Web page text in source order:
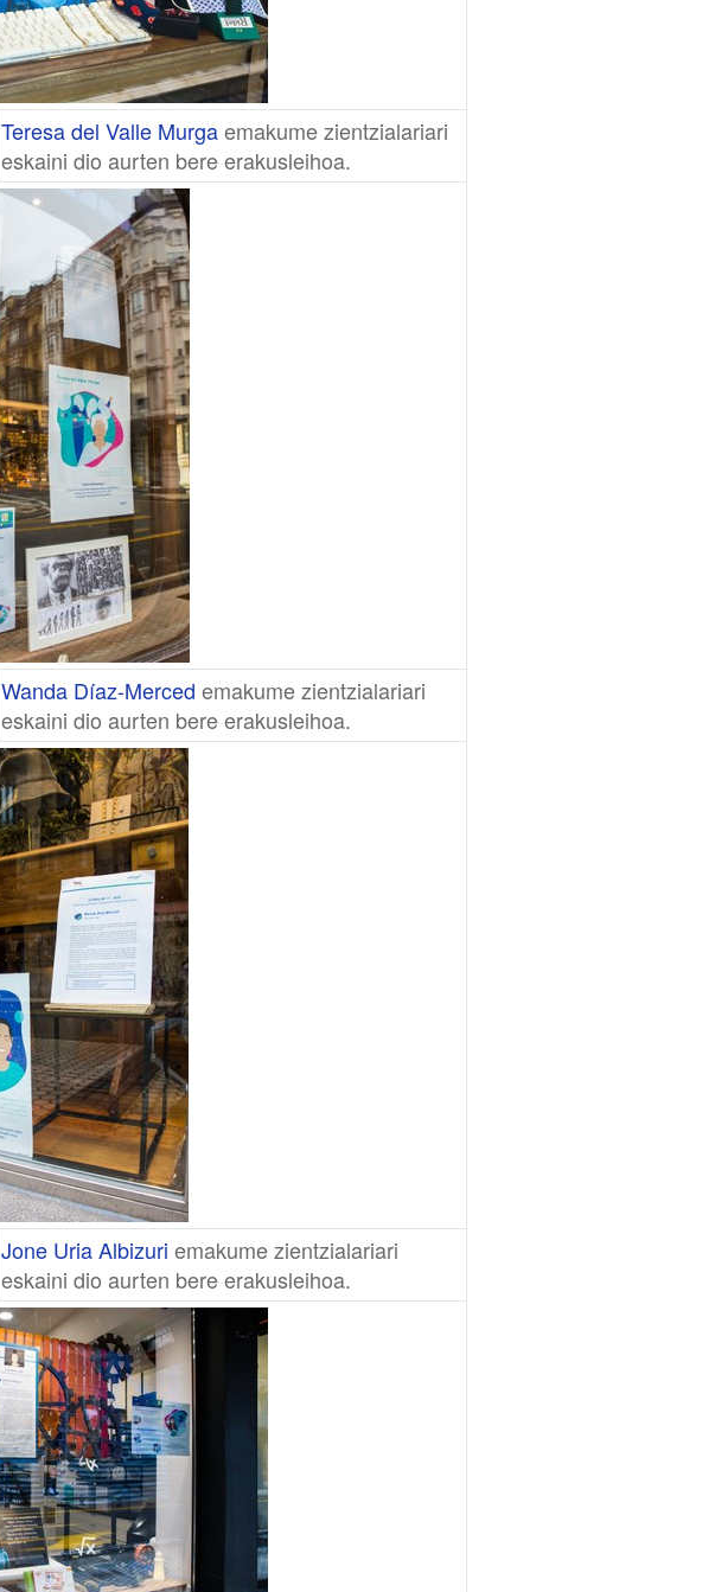
Teresa del Valle Murga emakume zientzialariari
eskaini dio aurten bere erakusleihoa.
Wanda Díaz-Merced emakume zientzialariari
eskaini dio aurten bere erakusleihoa.
Jone Uria Albizuri emakume zientzialariari
eskaini dio aurten bere erakusleihoa.